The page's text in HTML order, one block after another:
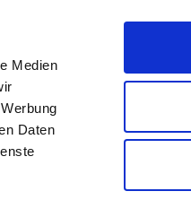
Medien
Daten